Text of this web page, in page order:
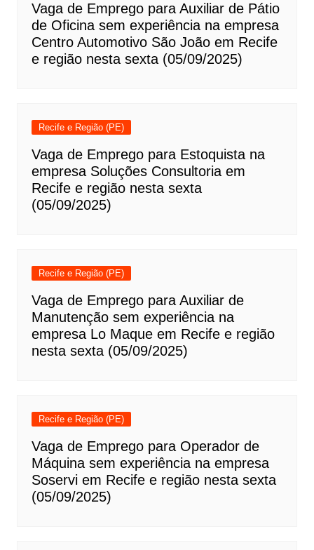
Vaga de Emprego para Auxiliar de Pátio
de Oficina sem experiência na empresa
Centro Automotivo São João em Recife
e região nesta sexta (05/09/2025)
Recife e Região (PE)
Vaga de Emprego para Estoquista na
empresa Soluções Consultoria em
Recife e região nesta sexta
(05/09/2025)
Recife e Região (PE)
Vaga de Emprego para Auxiliar de
Manutenção sem experiência na
empresa Lo Maque em Recife e região
nesta sexta (05/09/2025)
Recife e Região (PE)
Vaga de Emprego para Operador de
Máquina sem experiência na empresa
Soservi em Recife e região nesta sexta
(05/09/2025)